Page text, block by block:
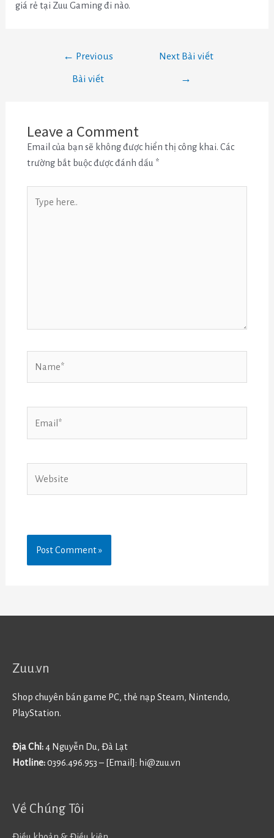
giá rẻ tại Zuu Gaming đi nào.
← Previous
Bài viết
Next Bài viết
→
Leave a Comment
Email của bạn sẽ không được hiển thị công khai. Các
trường bắt buộc được đánh dấu *
here..
Zuu.vn
Shop chuyên bán game PC, thẻ nạp Steam, Nintendo,
PlayStation.
Địa Chỉ:4 Nguyễn Du, Đà Lạt
Hotline:0396.496.953 – [Email]: hi@zuu.vn
Về Chúng Tôi